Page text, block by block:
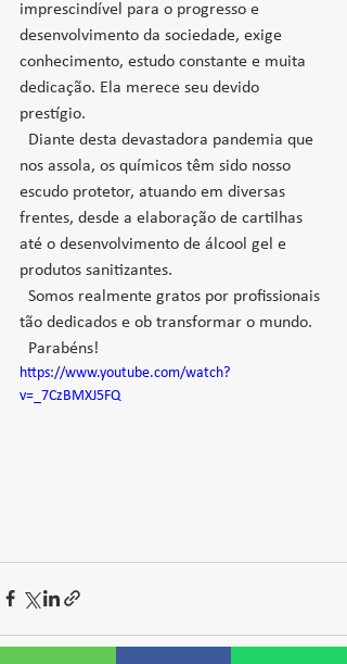
imprescindível para o progresso e
desenvolvimento da sociedade, exige
conhecimento, estudo constante e muita
dedicação. Ela merece seu devido
prestígio.
nos assola, os químicos têm sido nosso
escudo protetor, atuando em diversas
frentes, desde a elaboração de cartilhas
até o desenvolvimento de álcool gel e
produtos sanitizantes.
tão dedicados e ob transformar o mundo.
  Parabéns!
https://www.youtube.com/watch?
v=_7CzBMXJ5FQ